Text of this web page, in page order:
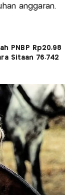
anggaran.
PNBP Rp20,98
Sitaan 76.742